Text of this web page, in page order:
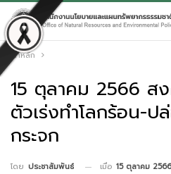
หน้าหลัก
15 ตุลาคม 2566 ส
ตัวเร่งทำโลกร้อน-ป
กระจก
โดย ประชาสัมพันธ์ เมื่อ 15 ตุลาคม 2566